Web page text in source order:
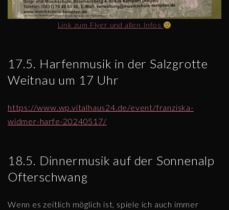
Link zum Flyer und allen Infos
17.5. Harfenmusik in der Salzgrotte
Weitnau um 17 Uhr
https://www.wp.vitalhaus24.de/event/franziska-
widmer-harfe-20240517/
18.5. Dinnermusik auf der Sonnenalp
Ofterschwang
Wenn es zeitlich möglich ist, spiele ich auch immer